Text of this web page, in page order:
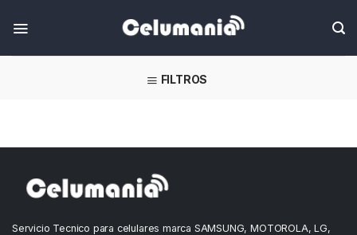
FILTROS
Servicio Tecnico para celulares marca SAMSUNG, MOTOROLA, LG,